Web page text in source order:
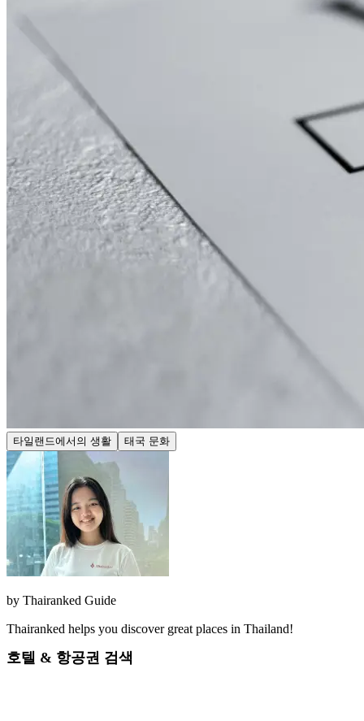
타일랜드에서의 생활 태국 문화
by Thairanked Guide
Thairanked helps you discover great places in Thailand!
호텔 & 항공권 검색